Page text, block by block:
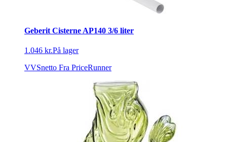
Geberit Cisterne AP140 3/6 liter
1.046 kr.På lager
VVSnetto Fra PriceRunner